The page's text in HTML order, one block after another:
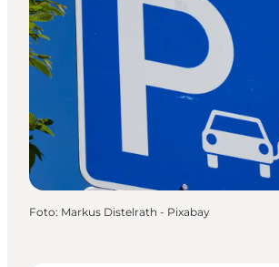
Foto: Markus Distelrath - Pixabay